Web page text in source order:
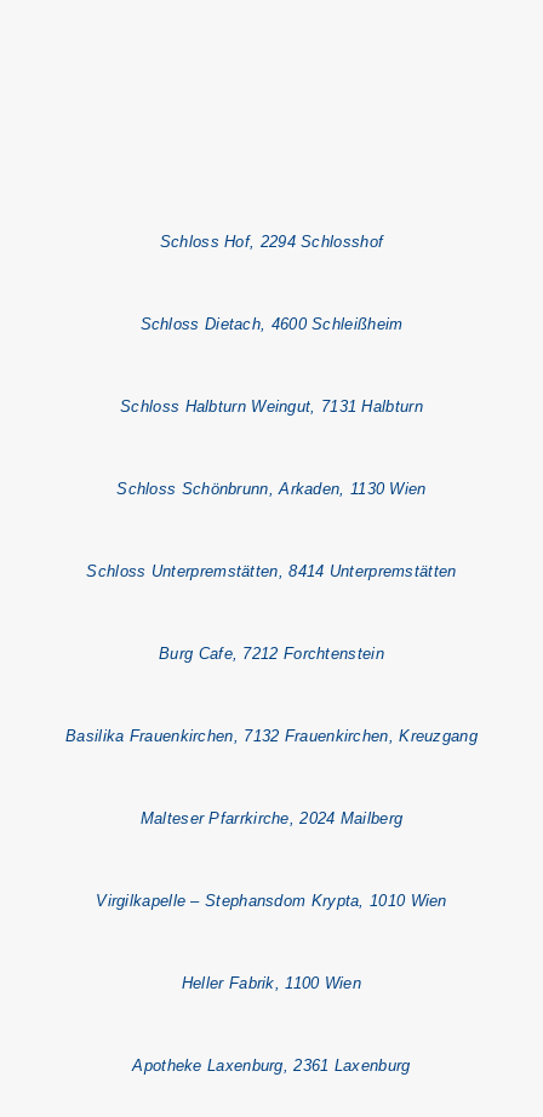
Schloss Hof, 2294 Schlosshof
Schloss Dietach, 4600 Schleißheim
Schloss Halbturn Weingut, 7131 Halbturn
Schloss Schönbrunn, Arkaden, 1130 Wien
Schloss Unterpremstätten, 8414 Unterpremstätten
Burg Cafe, 7212 Forchtenstein
Basilika Frauenkirchen, 7132 Frauenkirchen, Kreuzgang
Malteser Pfarrkirche, 2024 Mailberg
Virgilkapelle – Stephansdom Krypta, 1010 Wien
Heller Fabrik, 1100 Wien
Apotheke Laxenburg, 2361 Laxenburg